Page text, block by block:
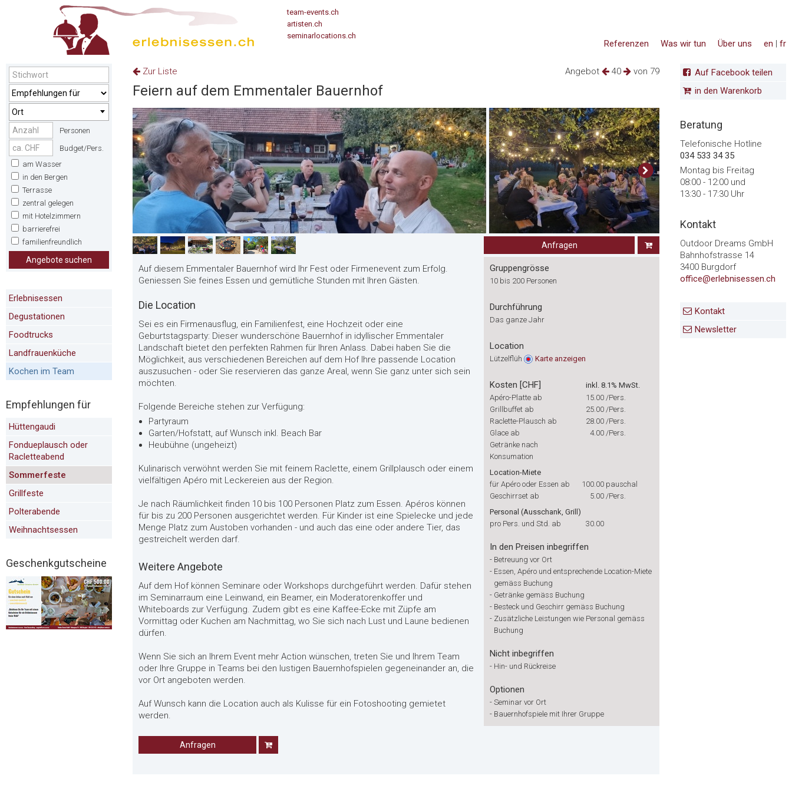
team-events.ch
artisten.ch
seminarlocations.ch
en | fr
Über uns
Was wir tun
Referenzen
Ort
Personen
Budget/Pers.
am Wasser
in den Bergen
Terrasse
zentral gelegen
mit Hotelzimmern
barrierefrei
familienfreundlich
Angebote suchen
Erlebnisessen
Degustationen
Foodtrucks
Landfrauenküche
Kochen im Team
Empfehlungen für
Hüttengaudi
Fondueplausch oder
Racletteabend
Sommerfeste
Grillfeste
Polterabende
Weihnachtsessen
Geschenkgutscheine
Angebot 40 von 79
Zur Liste
Feiern auf dem Emmentaler Bauernhof
Anfragen
Auf diesem Emmentaler Bauernhof wird Ihr Fest oder Firmenevent zum Erfolg.
Geniessen Sie feines Essen und gemütliche Stunden mit Ihren Gästen.
Die Location
Sei es ein Firmenausflug, ein Familienfest, eine Hochzeit oder eine
Geburtstagsparty: Dieser wunderschöne Bauernhof in idyllischer Emmentaler
Landschaft bietet den perfekten Rahmen für Ihren Anlass. Dabei haben Sie die
Möglichkeit, aus verschiedenen Bereichen auf dem Hof Ihre passende Location
auszusuchen - oder Sie reservieren das ganze Areal, wenn Sie ganz unter sich sein
möchten.
Folgende Bereiche stehen zur Verfügung:
Partyraum
Garten/Hofstatt, auf Wunsch inkl. Beach Bar
Heubühne (ungeheizt)
Kulinarisch verwöhnt werden Sie mit feinem Raclette, einem Grillplausch oder einem
vielfältigen Apéro mit Leckereien aus der Region.
Je nach Räumlichkeit finden 10 bis 100 Personen Platz zum Essen. Apéros können
für bis zu 200 Personen ausgerichtet werden. Für Kinder ist eine Spielecke und jede
Menge Platz zum Austoben vorhanden - und auch das eine oder andere Tier, das
gestreichelt werden darf.
Weitere Angebote
Auf dem Hof können Seminare oder Workshops durchgeführt werden. Dafür stehen
im Seminarraum eine Leinwand, ein Beamer, ein Moderatorenkoffer und
Whiteboards zur Verfügung. Zudem gibt es eine Kaffee-Ecke mit Züpfe am
Vormittag oder Kuchen am Nachmittag, wo Sie sich nach Lust und Laune bedienen
dürfen.
Wenn Sie sich an Ihrem Event mehr Action wünschen, treten Sie und Ihrem Team
oder Ihre Gruppe in Teams bei den lustigen Bauernhofspielen gegeneinander an, die
vor Ort angeboten werden.
Auf Wunsch kann die Location auch als Kulisse für ein Fotoshooting gemietet
werden.
Anfragen
Gruppengrösse
10 bis 200 Personen
Durchführung
Das ganze Jahr
Location
Lützelflüh Karte anzeigen
Kosten [CHF]
inkl. 8.1% MwSt.
Apéro-Platte ab
15.00 /Pers.
Grillbuffet ab
25.00 /Pers.
Raclette-Plausch ab
28.00 /Pers.
Glace ab
4.00 /Pers.
Getränke nach
Konsumation
Location-Miete
für Apéro oder Essen ab
100.00 pauschal
Geschirrset ab
5.00 /Pers.
Personal (Ausschank, Grill)
pro Pers. und Std. ab
30.00
In den Preisen inbegriffen
- Betreuung vor Ort
- Essen, Apéro und entsprechende Location-Miete
gemäss Buchung
- Getränke gemäss Buchung
- Besteck und Geschirr gemäss Buchung
- Zusätzliche Leistungen wie Personal gemäss
Buchung
Nicht inbegriffen
- Hin- und Rückreise
Optionen
- Seminar vor Ort
- Bauernhofspiele mit Ihrer Gruppe
Auf Facebook teilen
in den Warenkorb
Beratung
Telefonische Hotline
034 533 34 35
Montag bis Freitag
08:00 - 12:00 und
13:30 - 17:30 Uhr
Kontakt
Outdoor Dreams GmbH
Bahnhofstrasse 14
3400 Burgdorf
office@erlebnisessen.ch
Kontakt
Newsletter